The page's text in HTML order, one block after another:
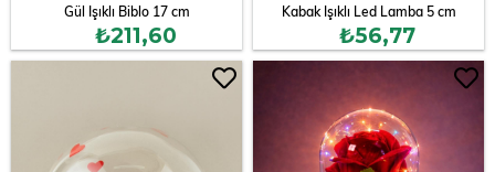
Gül Işıklı Biblo 17 cm
₺211,60
Kabak Işıklı Led Lamba 5 cm
₺56,77